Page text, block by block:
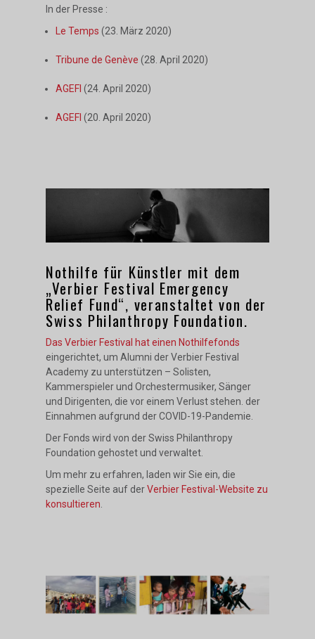
In der Presse :
Le Temps (23. März 2020)
Tribune de Genève (28. April 2020)
AGEFI (24. April 2020)
AGEFI (20. April 2020)
Nothilfe für Künstler mit dem
„Verbier Festival Emergency
Relief Fund“, veranstaltet von der
Swiss Philanthropy Foundation.
Das Verbier Festival hat einen Nothilfefonds
eingerichtet, um Alumni der Verbier Festival
Academy zu unterstützen – Solisten,
Kammerspieler und Orchestermusiker, Sänger
und Dirigenten, die vor einem Verlust stehen. der
Einnahmen aufgrund der COVID-19-Pandemie.
Der Fonds wird von der Swiss Philanthropy
Foundation gehostet und verwaltet.
Um mehr zu erfahren, laden wir Sie ein, die
spezielle Seite auf derVerbier Festival-Website zu
konsultieren